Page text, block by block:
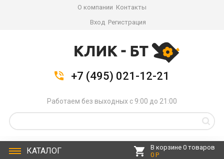
О компании Контакты
Вход Регистрация
+7 (495) 021-12-21
Работаем без выходных с 9:00 до 21:00
КАТАЛОГ
В корзине 0 товаров
0 Р